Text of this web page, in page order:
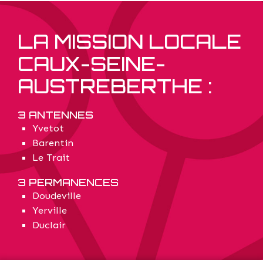
LA MISSION LOCALE
CAUX-SEINE-
AUSTREBERTHE :
3 ANTENNES
Yvetot
Barentin
Le Trait
3 PERMANENCES
Doudeville
Yerville
Duclair